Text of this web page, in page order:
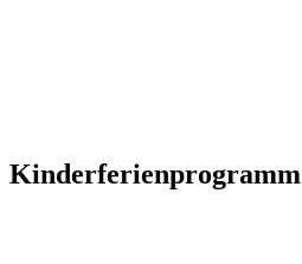
Kinderferienprogramm